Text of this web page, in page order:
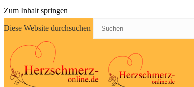
Zum Inhalt springen
Diese Website durchsuchen